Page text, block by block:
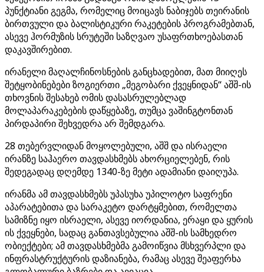
პუნქტიანი გეგმა, რომელიც მოიცავს ნაბიჯებს თეირანის
ბირთვული და ბალისტიკური რაკეტების პროგრამებთან,
ასევე ჰორმუზის სრუტეში საზღვაო უსაფრთხოებასთან
დაკავშირებით.
ირანელი მაღალჩინოსნების განცხადებით, მათ მიიღეს
შეტყობინებები ზოგიერთი „მეგობარი ქვეყნიდან“ აშშ-ის
თხოვნის შესახებ ომის დასასრულებლად
მოლაპარაკებების დაწყებაზე, თუმცა ვაშინგტონთან
პირდაპირი შეხვედრა არ შემდგარა.
28 თებერვლიდან მოყოლებული, აშშ და ისრაელი
ირანზე საჰაერო თავდასხმებს ახორციელებენ, რის
შედეგადაც დღემდე 1340-ზე მეტი ადამიანი დაიღუპა.
ირანმა ამ თავდასხმებს უპასუხა უპილოტო საფრენი
აპარატებითა და სარაკეტო დარტყმებით, რომელთა
სამიზნე იყო ისრაელი, ასევე იორდანია, ერაყი და ყურის
ის ქვეყნები, სადაც განთავსებულია აშშ-ის სამხედრო
ობიექტები; ამ თავდასხმებმა გამოიწვია მსხვერპლი და
ინფრასტრუქტურის დაზიანება, რამაც ასევე შეაფერხა